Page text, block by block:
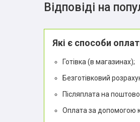
Відповіді на
Які є способи
Готівка (в магазинах);
Безготівковий
Післяплата на
Оплата за допомогою